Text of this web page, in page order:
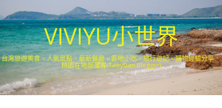
VIVIYU小世界
台灣旅遊美食、人氣景點、最新餐廳、各地小吃、旅行遊記、購物經驗分享．
桃園在地部落客(Taoyuan Blogger)